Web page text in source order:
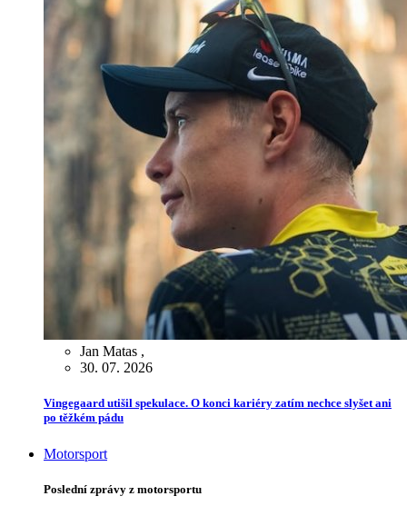
Jan Matas ,
30. 07. 2026
Vingegaard utišil spekulace. O konci kariéry zatím nechce slyšet ani
po těžkém pádu
Motorsport
Poslední zprávy z motorsportu